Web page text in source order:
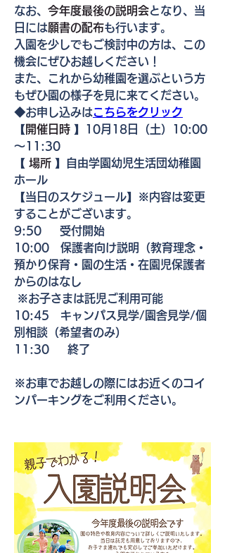
なお、 今年度最後の説明会となり、当
日には願書の配布も行います。
入園を少しでもご検討中の方は、この
機会にぜひお越しください！
また、これから幼稚園を選ぶという方
もぜひ園の様子を見に来てください。
◆お申し込みはこちらをクリック
【開催日時 】10月18日（土）10:00
～11:30
【 場所 】自由学園幼児生活団幼稚園
ホール
【当日のスケジュール】※内容は変更
することがございます。
9:50　  受付開始
10:00　保護者向け説明（教育理念・
預かり保育・園の生活・在園児保護者
からのはなし
※お子さまは託児ご利用可能
10:45　キャンパス見学/園舎見学/個
別相談（希望者のみ）
11:30　  終了
※お車でお越しの際にはお近くのコイ
ンパーキングをご利用ください。